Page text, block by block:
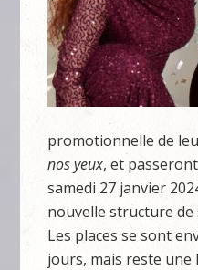
promotionnelle de
nos yeux, et
samedi 27 janvier
nouvelle structure de
Les places se sont
jours, mais reste une